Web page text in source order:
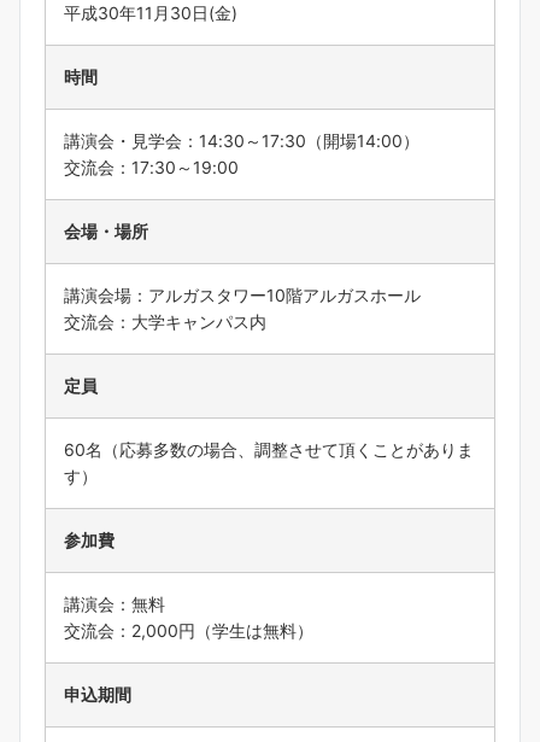
平成30年11月30日(金)
時間
講演会・見学会：14:30～17:30（開場14:00）
交流会：17:30～19:00
会場・場所
講演会場：アルガスタワー10階アルガスホール
交流会：大学キャンパス内
定員
60名（応募多数の場合、調整させて頂くことがありま
す）
参加費
講演会：無料
交流会：2,000円（学生は無料）
申込期間